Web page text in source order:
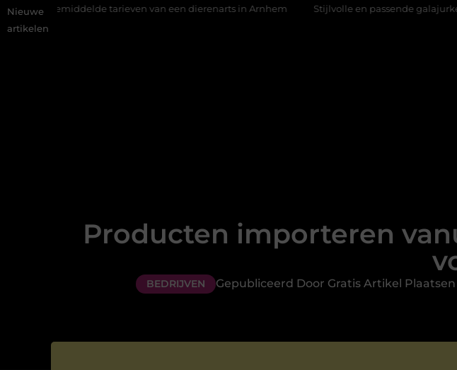
Nieuwe
artikelen
tarieven van een dierenarts in Arnhem Stijlvolle en passende galajurken kiezen voor
Producten importeren
BEDRIJVEN Gepubliceerd Door Gratis Artikel Plaatsen